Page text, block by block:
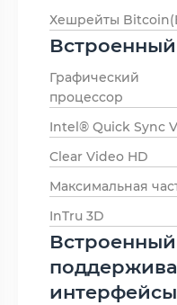
Хешрейты
Графический
процессор
Intel® Quick Sync
Clear Video HD
Максимальная
InTru 3D
интерфейсы